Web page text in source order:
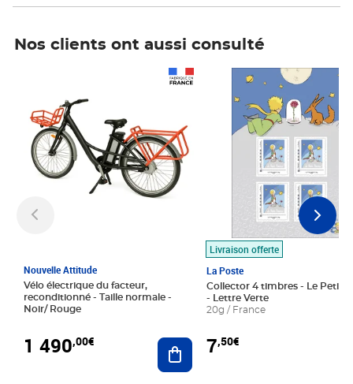
Nos clients ont aussi consulté
Nouvelle Attitude
Vélo électrique du facteur,
reconditionné - Taille normale -
Noir/ Rouge
1 490,00€ Ajouter au panier
Livraison offerte
La Poste
Collector 4 timbres - Le Petit
- Lettre Verte
20g / France
7,50€
Prix 7,50€